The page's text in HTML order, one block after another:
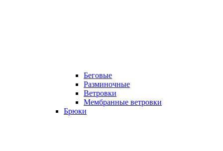
Беговые
Разминочные
Ветровки
Мембранные ветровки
Брюки